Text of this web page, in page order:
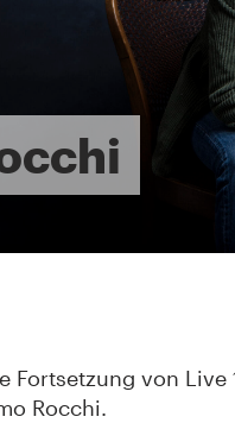
Fortsetzung von Live
Rocchi.